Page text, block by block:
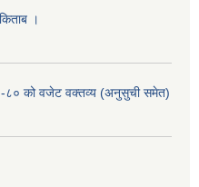
।
८० को वजेट वक्तव्य (अनुसुची समेत)